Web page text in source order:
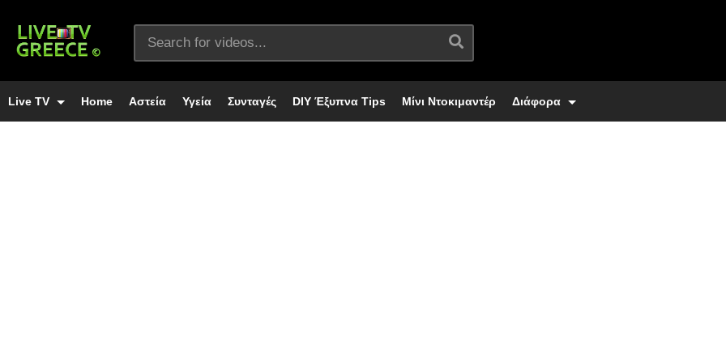
Live TV Home Αστεία Υγεία Συνταγές DIY Έξυπνα Tips Μίνι Ντοκιμαντέρ Διάφορα